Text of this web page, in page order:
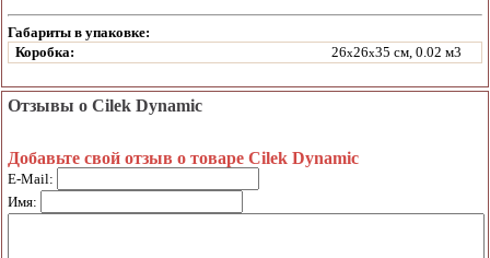
Габариты в упаковке:
Коробка:
26x26x35 см, 0.02 м3
Отзывы о Cilek Dynamic
Добавьте свой отзыв о товаре Cilek Dynamic
E-Mail:
Имя: